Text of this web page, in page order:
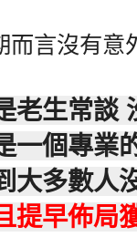
而言沒有意
老生常談
一個專業
大多數人
提早佈局